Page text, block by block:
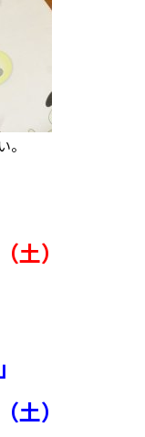
土）
土）